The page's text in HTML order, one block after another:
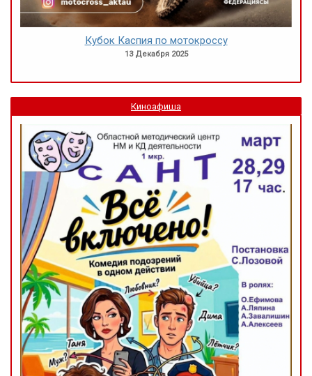
Кубок Каспия по мотокроссу
13 Декабря 2025
Киноафиша